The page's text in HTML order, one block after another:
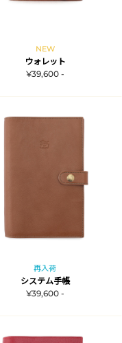
NEW
ウォレット
¥39,600 -
再入荷
システム手帳
¥39,600 -